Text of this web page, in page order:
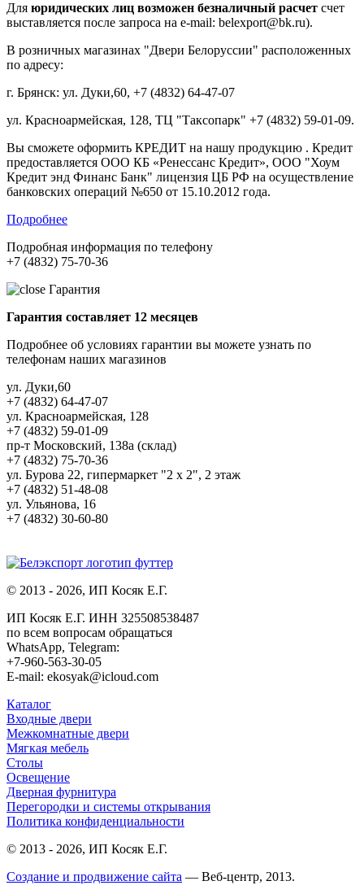
Для юридических лиц возможен безналичный расчет счет
выставляется после запроса на e-mail: belexport@bk.ru).
В розничных магазинах "Двери Белоруссии" расположенных
по адресу:
г. Брянск: ул. Дуки,60, +7 (4832) 64-47-07
ул. Красноармейская, 128, ТЦ "Таксопарк" +7 (4832) 59-01-09.
Вы сможете оформить КРЕДИТ на нашу продукцию . Кредит
предоставляется ООО КБ «Ренессанс Кредит», ООО "Хоум
Кредит энд Финанс Банк" лицензия ЦБ РФ на осуществление
банковских операций №650 от 15.10.2012 года.
Подробнее
Подробная информация по телефону
+7 (4832) 75-70-36
Гарантия
Гарантия составляет 12 месяцев
Подробнее об условиях гарантии вы можете узнать по
телефонам наших магазинов
ул. Дуки,60
+7 (4832) 64-47-07
ул. Красноармейская, 128
+7 (4832) 59-01-09
пр-т Московский, 138а (склад)
+7 (4832) 75-70-36
ул. Бурова 22, гипермаркет "2 х 2", 2 этаж
+7 (4832) 51-48-08
ул. Ульянова, 16
+7 (4832) 30-60-80
© 2013 - 2026, ИП Косяк Е.Г.
ИП Косяк Е.Г. ИНН 325508538487
по всем вопросам обращаться
WhatsApp, Telegram:
+7-960-563-30-05
E-mail: ekosyak@icloud.com
Каталог
Входные двери
Межкомнатные двери
Мягкая мебель
Столы
Освещение
Дверная фурнитура
Перегородки и системы открывания
Политика конфиденциальности
© 2013 - 2026, ИП Косяк Е.Г.
Создание и продвижение сайта — Веб-центр, 2013.